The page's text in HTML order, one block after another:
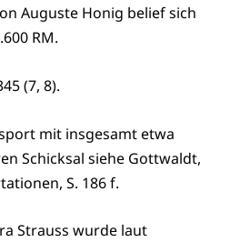
Auguste Honig belief sich
RM.
(7, 8).
mit insgesamt etwa
Schicksal siehe Gottwaldt,
S. 186 f.
Strauss wurde laut